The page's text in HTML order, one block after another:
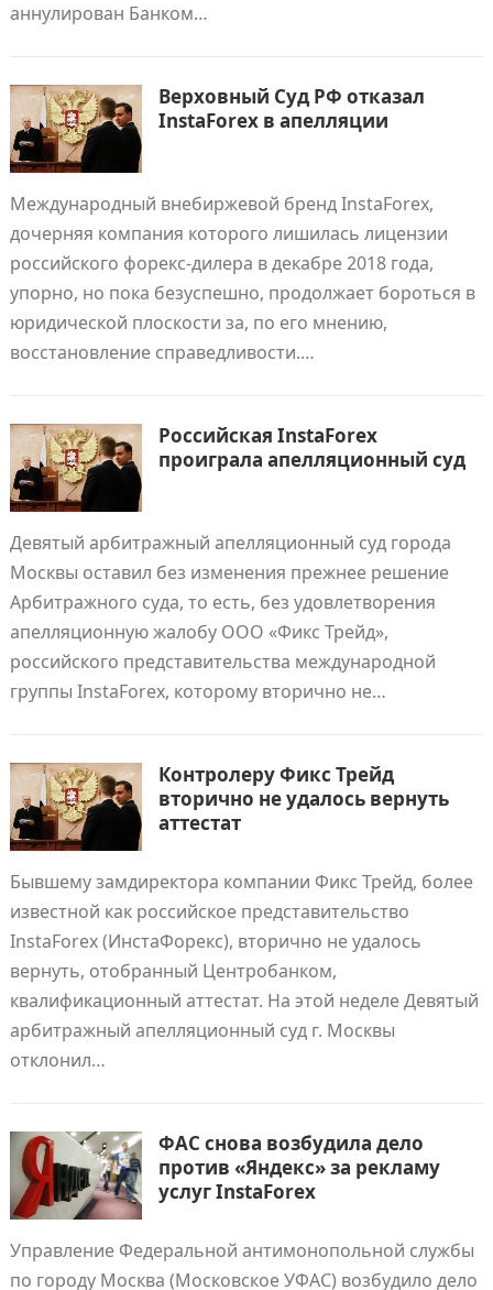
аннулирован Банком…
Верховный Суд РФ отказал
InstaForex в апелляции
Международный внебиржевой бренд InstaForex,
дочерняя компания которого лишилась лицензии
российского форекс-дилера в декабре 2018 года,
упорно, но пока безуспешно, продолжает бороться в
юридической плоскости за, по его мнению,
восстановление справедливости.…
Российская InstaForex
проиграла апелляционный суд
Девятый арбитражный апелляционный суд города
Москвы оставил без изменения прежнее решение
Арбитражного суда, то есть, без удовлетворения
апелляционную жалобу ООО «Фикс Трейд»,
российского представительства международной
группы InstaForex, которому вторично не…
Контролеру Фикс Трейд
вторично не удалось вернуть
аттестат
Бывшему замдиректора компании Фикс Трейд, более
известной как российское представительство
InstaForex (ИнстаФорекс), вторично не удалось
вернуть, отобранный Центробанком,
квалификационный аттестат. На этой неделе Девятый
арбитражный апелляционный суд г. Москвы
отклонил…
ФАС снова возбудила дело
против «Яндекс» за рекламу
услуг InstaForex
Управление Федеральной антимонопольной службы
по городу Москва (Московское УФАС) возбудило дело